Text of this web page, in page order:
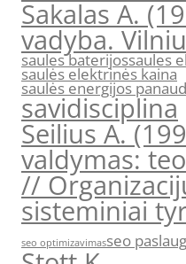
Sakalas A.
vadyba.
saules baterijossaules
saulės elektrinės kaina
saulės energijos
savidisciplina
Seilius A.
valdymas:
//
sisteminiai
seo optimizavimasseo